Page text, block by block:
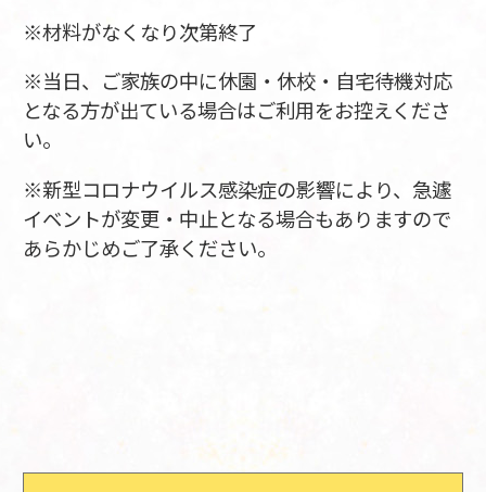
※材料がなくなり次第終了
※当日、ご家族の中に休園・休校・自宅待機対応
となる方が出ている場合はご利用をお控えくださ
い。
※新型コロナウイルス感染症の影響により、急遽
イベントが変更・中止となる場合もありますので
あらかじめご了承ください。